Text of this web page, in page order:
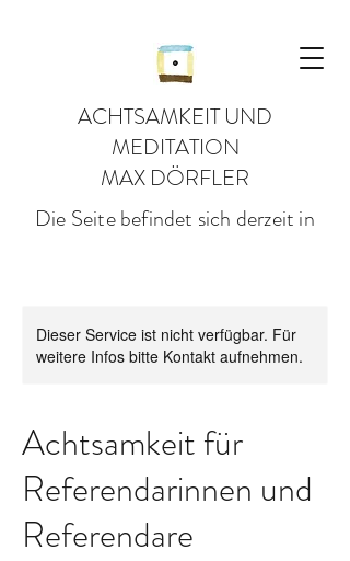
ACHTSAMKEIT UND
MEDITATION
MAX DÖRFLER
Die Seite befindet sich derzeit in
Dieser Service ist nicht verfügbar. Für
weitere Infos bitte Kontakt aufnehmen.
Achtsamkeit für
Referendarinnen und
Referendare